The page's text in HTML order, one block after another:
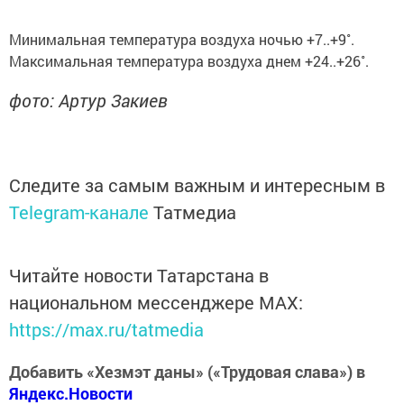
Минимальная температура воздуха ночью +7..+9˚.
Максимальная температура воздуха днем +24..+26˚.
фото: Артур Закиев
Следите за самым важным и интересным в
Telegram-канале Татмедиа
Читайте новости Татарстана в
национальном мессенджере MАХ:
https://max.ru/tatmedia
Добавить «Хезмэт даны» («Трудовая слава») в
Яндекс.Новости